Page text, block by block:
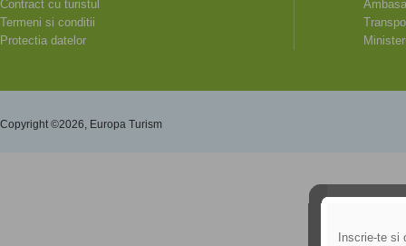
Contract cu turistul
Termeni si conditii
Protectia datelor
Copyright ©2026, Europa Turism